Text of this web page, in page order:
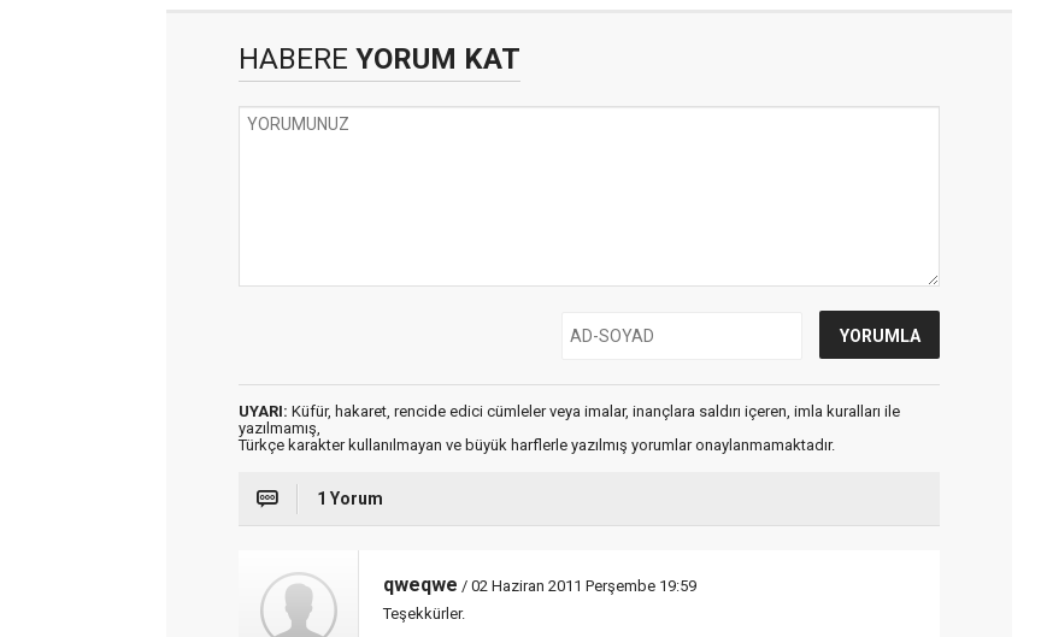
HABERE YORUM KAT
UYARI: Küfür, hakaret, rencide edici cümleler veya imalar, inançlara saldırı içeren, imla kuralları ile
yazılmamış,
Türkçe karakter kullanılmayan ve büyük harflerle yazılmış yorumlar onaylanmamaktadır.
1 Yorum
qweqwe / 02 Haziran 2011 Perşembe 19:59
Teşekkürler.